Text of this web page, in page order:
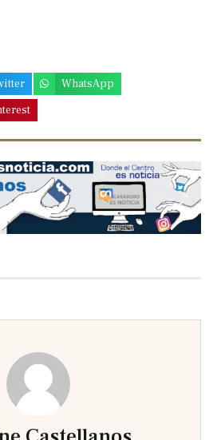
WhatsApp
Next
slide